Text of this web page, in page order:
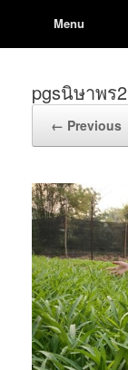
Menu
pgsนิษาพร2
← Previous